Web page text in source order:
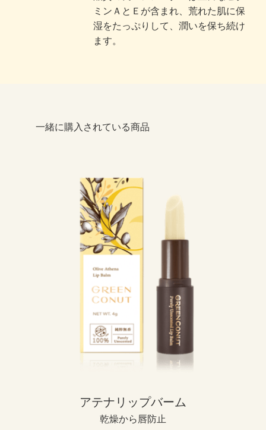
ミンＡとＥが含まれ、荒れた肌に保
湿をたっぷりして、潤いを保ち続け
ます。
一緒に購入されている商品
アテナリップバーム
乾燥から唇防止